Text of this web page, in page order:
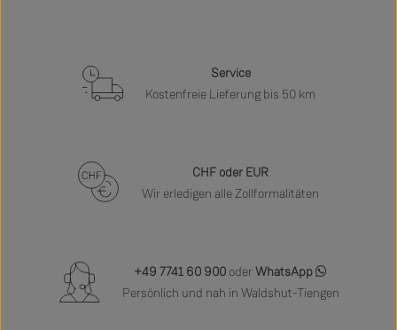
Service
Kostenfreie Lieferung bis 50 km
CHF oder EUR
Wir erledigen alle Zollformalitäten
+49 7741 60 900 oder WhatsApp
Persönlich und nah in Waldshut-Tiengen